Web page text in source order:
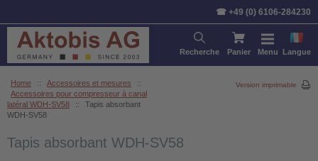
☎ +49 (0) 6106-284230
Recherche Panier Menu Langue
Home :: Accessoires et mesures
::
Accessoires pour compresseur à canal
latéral WDH-SV58
::
Tapis absorbant
WDH-SV58
Version imprimable
Tapis absorbant WDH-SV58